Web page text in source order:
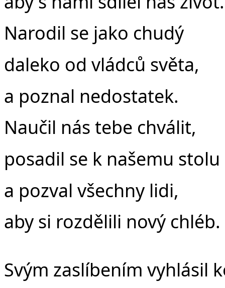
Narodil se jako chudý
daleko od vládců světa,
a poznal nedostatek.
Naučil nás tebe chválit,
posadil se k našemu stolu
a pozval všechny lidi,
aby si rozdělili nový chléb.
Svým zaslíbením vyhlásil